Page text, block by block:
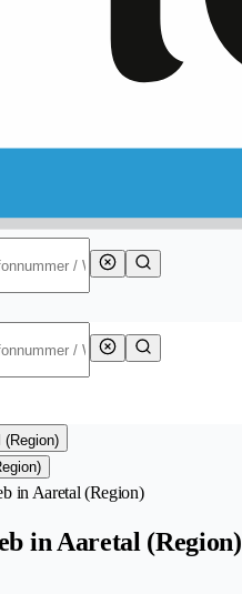
(Region)
in Aaretal (Region)
in Aaretal (Region)